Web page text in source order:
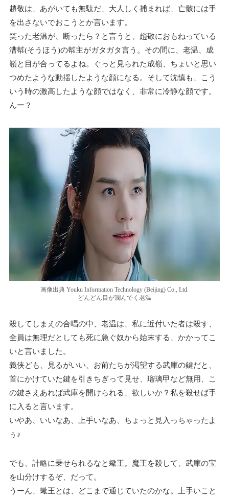
趙敬は、あがいても無駄だ、大人しく捕まれば、亡骸には手
を出さないでおこうとか言います。
笑った老温が、断ったら？と言うと、趙敬におもねっている
漕幇(そうほう)の幇主がガタガタ言う。その間に、老温、成
嶺と目が合ってるよね。ぐっと見られた成嶺、ちょいと思い
つめたような動揺したような顔になる。そして沈慎も、こう
いう時の激高したような顔ではなく、非常に冷静な顔です。
んー？
画像出典 Youku Information Technology (Beijing) Co., Ltd.
どんどん目が潤んでく老温
殺してしまえの合唱の中、老温は、私に近付いた者は殺す、
全員は無理だとしても死に急ぐ奴から始末する、かかってこ
いと言いました。
義侠ども、見るがいい、お前たちが渇望する武庫の鍵だと、
首にかけていた鍵を引きちぎって見せ、瑠璃甲など無用、こ
の鍵さえあれば武庫を開けられる、欲しいか？私を殺せば手
に入ると言います。
いやあ、いいなあ、上手いなあ、ちょっと見入っちゃったよ
ぅ♪
でも、計略に乗せられるなと蠍王。魔王を殺して、武庫の宝
を山分けするぞ、だって。
うーん、蠍王とは、どこまで通じていたのかな。上手いこと